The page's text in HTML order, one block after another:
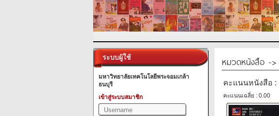
ระบบผู้ใช้
มหาวิทยาลัยเทคโนโลยีพระจอมเกล้า
ธนบุรี
เข้าสู่ระบบสมาชิก
หมวดหนังสือ ->
คะแนนหนังสือ :
คะแนนเฉลี่ย : 0.00